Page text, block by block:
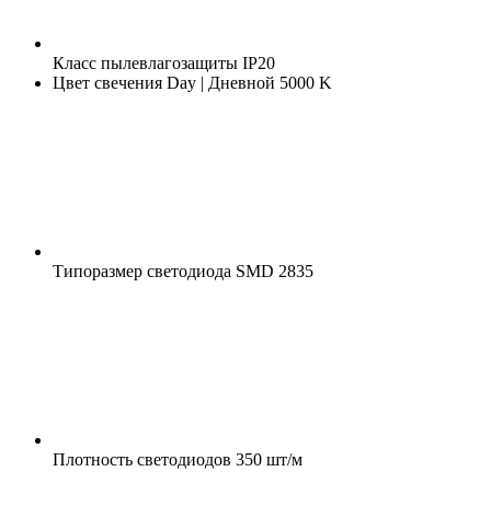
Класс пылевлагозащиты IP20
Цвет свечения Day | Дневной 5000 K
Типоразмер светодиода SMD 2835
Плотность светодиодов 350 шт/м